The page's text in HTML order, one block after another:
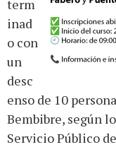
term
inad
o con
un
desc
enso de 10
Bembibre, según
Servicio Público